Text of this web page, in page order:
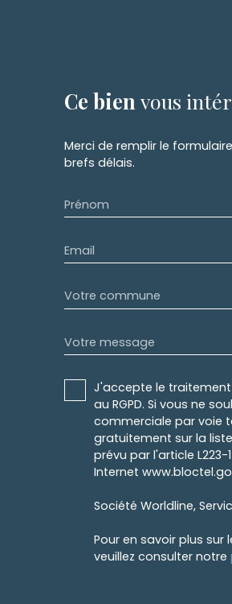
Ce bien vous
Merci de remplir le
brefs délais.
Prénom
Email
Votre commune
Votre message
J'accepte le
au RGPD. Si vous ne
commerciale par voie
gratuitement sur la
prévu par l'article
Internet
Société Worldline, Service
Pour en savoir plus
veuillez consulter notre